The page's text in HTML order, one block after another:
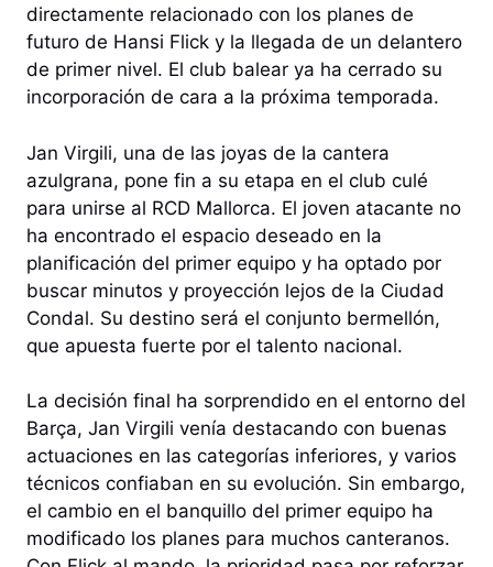
directamente relacionado con los planes de
futuro de Hansi Flick y la llegada de un delantero
de primer nivel. El club balear ya ha cerrado su
incorporación de cara a la próxima temporada.
Jan Virgili, una de las joyas de la cantera
azulgrana, pone fin a su etapa en el club culé
para unirse al RCD Mallorca. El joven atacante no
ha encontrado el espacio deseado en la
planificación del primer equipo y ha optado por
buscar minutos y proyección lejos de la Ciudad
Condal. Su destino será el conjunto bermellón,
que apuesta fuerte por el talento nacional.
La decisión final ha sorprendido en el entorno del
Barça, Jan Virgili venía destacando con buenas
actuaciones en las categorías inferiores, y varios
técnicos confiaban en su evolución. Sin embargo,
el cambio en el banquillo del primer equipo ha
modificado los planes para muchos canteranos.